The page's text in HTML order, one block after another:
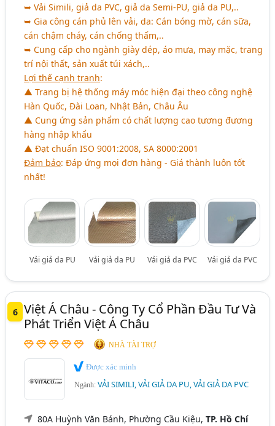
➥ Vải Simili, giả da PVC, giả da Semi-PU, giả da PU,..
➥ Gia công cán phủ lên vải, da: Cán bóng mờ, cán sữa,
cán chậm cháy, cán chống thấm,..
➥ Cung cấp cho ngành giày dép, áo mưa, may mặc, trang
trí nội thất, sản xuất túi xách,..
Lợi thế cạnh tranh:
▲ Trang bị hệ thống máy móc hiện đại theo công nghệ
Hàn Quốc, Đài Loan, Nhật Bản, Châu Âu
▲ Cung ứng sản phẩm có chất lượng cao tương đương
hàng nhập khẩu
▲ Đạt chuẩn ISO 9001:2008, SA 8000:2001
Đảm bảo: Đáp ứng mọi đơn hàng - Giá thành luôn tốt
nhất!
Vải giả da PU Vải giả da PU Vải giả da PVC Vải giả da PVC
6 Việt Á Châu - Công Ty Cổ Phần Đầu Tư Và
Phát Triển Việt Á Châu
NHÀ TÀI TRỢ
Được xác minh
Ngành:VẢI SIMILI, VẢI GIẢ DA PU, VẢI GIẢ DA PVC
80A Huỳnh Văn Bánh, Phường Cầu Kiệu,TP. Hồ Chí